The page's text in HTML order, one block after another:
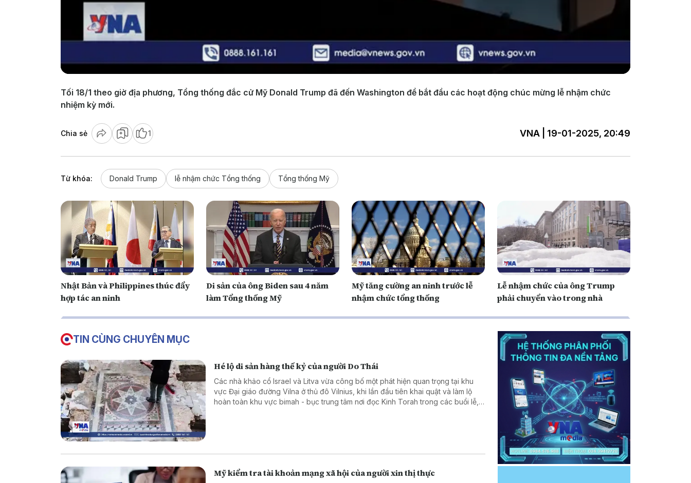
Tối 18/1 theo giờ địa phương, Tổng thống đắc cử Mỹ Donald Trump đã đến Washington để bắt đầu các hoạt động chúc mừng lễ nhậm chức
nhiệm kỳ mới.
Chia sẻ 1 VNA | 19-01-2025, 20:49
Từ khóa: Donald Trump lễ nhậm chức Tổng thống Tổng thống Mỹ
Nhật Bản và Philippines thúc đẩy
hợp tác an ninh
Di sản của ông Biden sau 4 năm
làm Tổng thống Mỹ
Mỹ tăng cường an ninh trước lễ
nhậm chức tổng thống
Lễ nhậm chức của ông Trump
phải chuyển vào trong nhà
TIN CÙNG CHUYÊN MỤC
Hé lộ di sản hàng thế kỷ của người Do Thái
Các nhà khảo cổ Israel và Litva vừa công bố một phát hiện quan trọng tại khu
vực Đại giáo đường Vilna ở thủ đô Vilnius, khi lần đầu tiên khai quật và làm lộ
hoàn toàn khu vực bimah - bục trung tâm nơi đọc Kinh Torah trong các buổi lễ,
Mỹ kiểm tra tài khoản mạng xã hội của người xin thị thực